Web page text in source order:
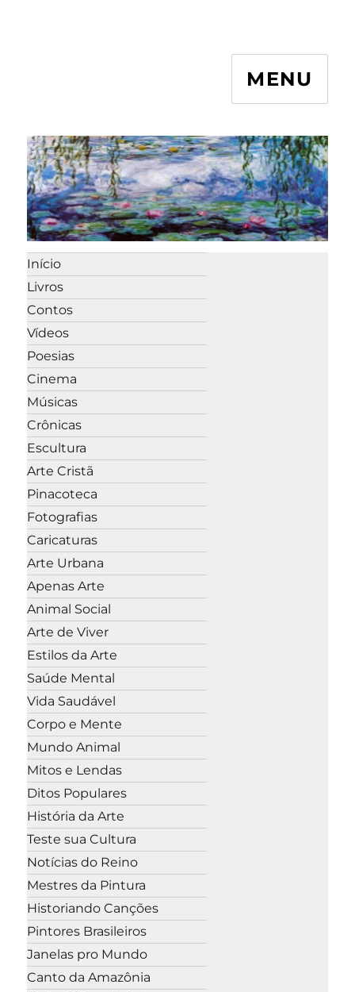
MENU
Início
Livros
Contos
Vídeos
Poesias
Cinema
Músicas
Crônicas
Escultura
Arte Cristã
Pinacoteca
Fotografias
Caricaturas
Arte Urbana
Apenas Arte
Animal Social
Arte de Viver
Estilos da Arte
Saúde Mental
Vida Saudável
Corpo e Mente
Mundo Animal
Mitos e Lendas
Ditos Populares
História da Arte
Teste sua Cultura
Notícias do Reino
Mestres da Pintura
Historiando Canções
Pintores Brasileiros
Janelas pro Mundo
Canto da Amazônia